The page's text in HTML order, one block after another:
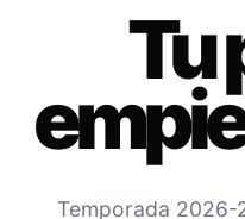
Tu
Temporada 2026-